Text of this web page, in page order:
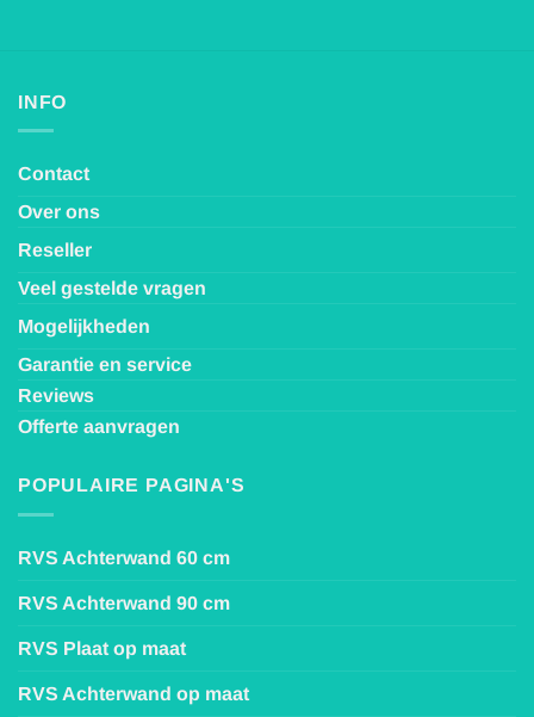
INFO
Contact
Over ons
Reseller
Veel gestelde vragen
Mogelijkheden
Garantie en service
Reviews
Offerte aanvragen
POPULAIRE PAGINA'S
RVS Achterwand 60 cm
RVS Achterwand 90 cm
RVS Plaat op maat
RVS Achterwand op maat